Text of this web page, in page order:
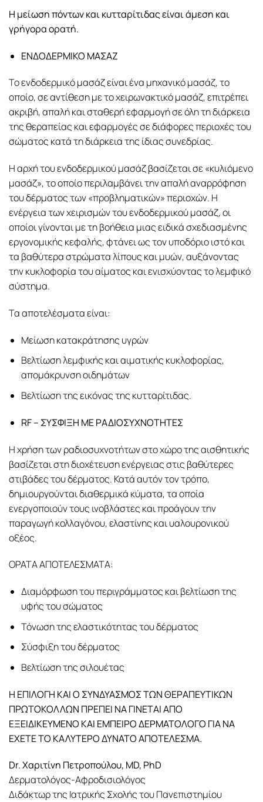
Η μείωση πόντων και κυτταρίτιδας είναι άμεση και
γρήγορα ορατή.
ΕΝΔΟΔΕΡΜΙΚΟ ΜΑΣΑΖ
Το ενδοδερμικό μασάζ είναι ένα μηχανικό μασάζ, το
οποίο, σε αντίθεση με το χειρωνακτικό μασάζ, επιτρέπει
ακριβή, απαλή και σταθερή εφαρμογή σε όλη τη διάρκεια
της θεραπείας και εφαρμογές σε διάφορες περιοχές του
σώματος κατά τη διάρκεια της ίδιας συνεδρίας.
Η αρχή του ενδοδερμικού μασάζ βασίζεται σε «κυλιόμενο
μασάζ», το οποίο περιλαμβάνει την απαλή αναρρόφηση
του δέρματος των «προβληματικών» περιοχών. Η
ενέργεια των χειρισμών του ενδοδερμικού μασάζ, οι
οποίοι γίνονται με τη βοήθεια μιας ειδικά σχεδιασμένης
εργονομικής κεφαλής, φτάνει ως τον υποδόριο ιστό και
τα βαθύτερα στρώματα λίπους και μυών, αυξάνοντας
την κυκλοφορία του αίματος και ενισχύοντας το λεμφικό
σύστημα.
Τα αποτελέσματα είναι:
Μείωση κατακράτησης υγρών
Βελτίωση λεμφικής και αιματικής κυκλοφορίας,
απομάκρυνση οιδημάτων
Βελτίωση της εικόνας της κυτταρίτιδας.
RF – ΣΥΣΦΙΞΗ ΜΕ ΡΑΔΙΟΣΥΧΝΟΤΗΤΕΣ
Η χρήση των ραδιοσυχνοτήτων στο χώρο της αισθητικής
βασίζεται στη διοχέτευση ενέργειας στις βαθύτερες
στιβάδες του δέρματος. Κατά αυτόν τον τρόπο,
δημιουργούνται διαθερμικά κύματα, τα οποία
ενεργοποιούν τους ινοβλάστες και προάγουν την
παραγωγή κολλαγόνου, ελαστίνης και υαλουρονικού
οξέος.
ΟΡΑΤΑ ΑΠΟΤΕΛΕΣΜΑΤΑ:
Διαμόρφωση του περιγράμματος και βελτίωση της
υφής του σώματος
Τόνωση της ελαστικότητας του δέρματος
Σύσφιξη του δέρματος
Βελτίωση της σιλουέτας
Η ΕΠΙΛΟΓΗ ΚΑΙ Ο ΣΥΝΔΥΑΣΜΟΣ ΤΩΝ ΘΕΡΑΠΕΥΤΙΚΩΝ
ΠΡΩΤΟΚΟΛΛΩΝ ΠΡΕΠΕΙ ΝΑ ΓΙΝΕΤΑΙ ΑΠΟ
ΕΞΕΙΔΙΚΕΥΜΕΝΟ ΚΑΙ ΕΜΠΕΙΡΟ ΔΕΡΜΑΤΟΛΟΓΟ ΓΙΑ ΝΑ
ΕΧΕΤΕ ΤΟ ΚΑΛΥΤΕΡΟ ΔΥΝΑΤΟ ΑΠΟΤΕΛΕΣΜΑ.
Dr. Χαριτίνη Πετροπούλου, MD, PhD
Δερματολόγος-Αφροδισιολόγος
Διδάκτωρ της Ιατρικής Σχολής του Πανεπιστημίου